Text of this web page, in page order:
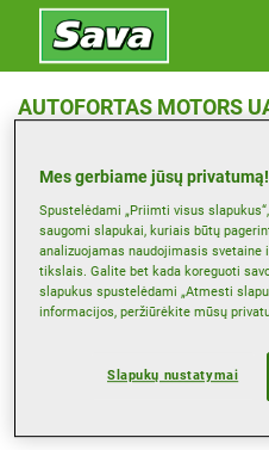
AUTOFORTAS MOTORS
Žemėlapis
Darbo laikas
Montag
Mes gerbiame jūsų privatumą!
Spustelėdami „Priimti visus
saugomi slapukai, kuriais būtų
analizuojamas naudojimasis
tikslais. Galite bet kada koreguoti
slapukus spustelėdami „Atmesti
informacijos, peržiūrėkite mūsų
Slapukų nustatymai